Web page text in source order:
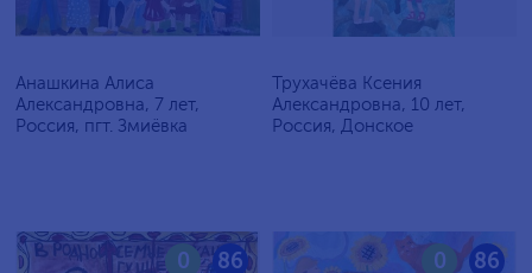
Анашкина Алиса
Александровна, 7 лет,
Россия, пгт. Змиёвка
Трухачёва Ксения
Александровна, 10 лет,
Россия, Донское
86
0 86
0